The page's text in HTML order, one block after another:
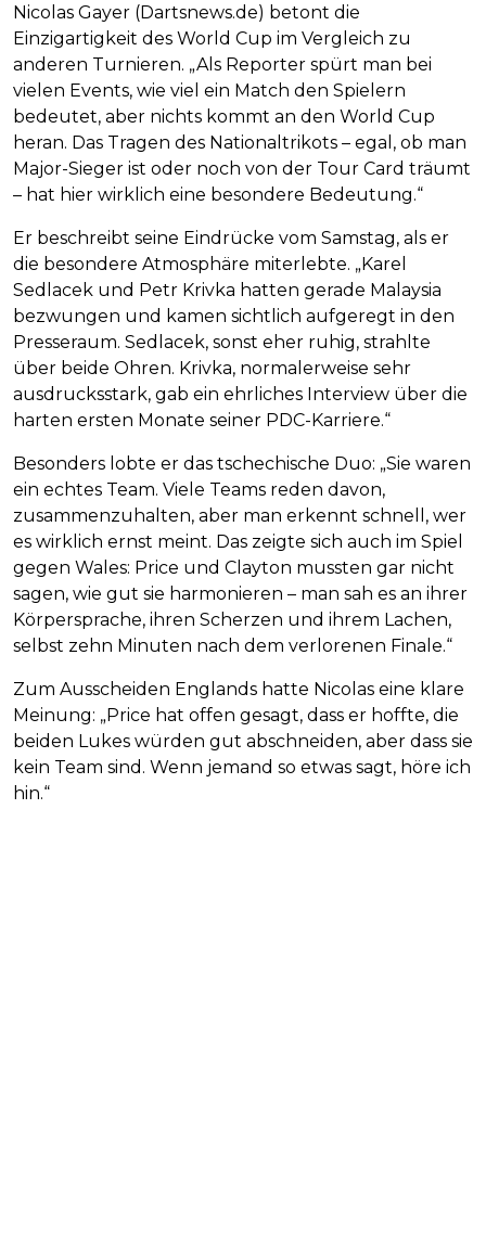
Nicolas Gayer (Dartsnews.de) betont die
Einzigartigkeit des World Cup im Vergleich zu
anderen Turnieren. „Als Reporter spürt man bei
vielen Events, wie viel ein Match den Spielern
bedeutet, aber nichts kommt an den World Cup
heran. Das Tragen des Nationaltrikots – egal, ob man
Major-Sieger ist oder noch von der Tour Card träumt
– hat hier wirklich eine besondere Bedeutung.“
Er beschreibt seine Eindrücke vom Samstag, als er
die besondere Atmosphäre miterlebte. „Karel
Sedlacek und Petr Krivka hatten gerade Malaysia
bezwungen und kamen sichtlich aufgeregt in den
Presseraum. Sedlacek, sonst eher ruhig, strahlte
über beide Ohren. Krivka, normalerweise sehr
ausdrucksstark, gab ein ehrliches Interview über die
harten ersten Monate seiner PDC-Karriere.“
Besonders lobte er das tschechische Duo: „Sie waren
ein echtes Team. Viele Teams reden davon,
zusammenzuhalten, aber man erkennt schnell, wer
es wirklich ernst meint. Das zeigte sich auch im Spiel
gegen Wales: Price und Clayton mussten gar nicht
sagen, wie gut sie harmonieren – man sah es an ihrer
Körpersprache, ihren Scherzen und ihrem Lachen,
selbst zehn Minuten nach dem verlorenen Finale.“
Zum Ausscheiden Englands hatte Nicolas eine klare
Meinung: „Price hat offen gesagt, dass er hoffte, die
beiden Lukes würden gut abschneiden, aber dass sie
kein Team sind. Wenn jemand so etwas sagt, höre ich
hin.“